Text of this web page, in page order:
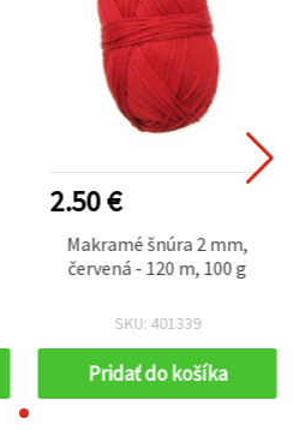
2.50 €
Makramé šnúra 2 mm,
červená - 120 m, 100 g
SKU: 401339
Pridať do košíka